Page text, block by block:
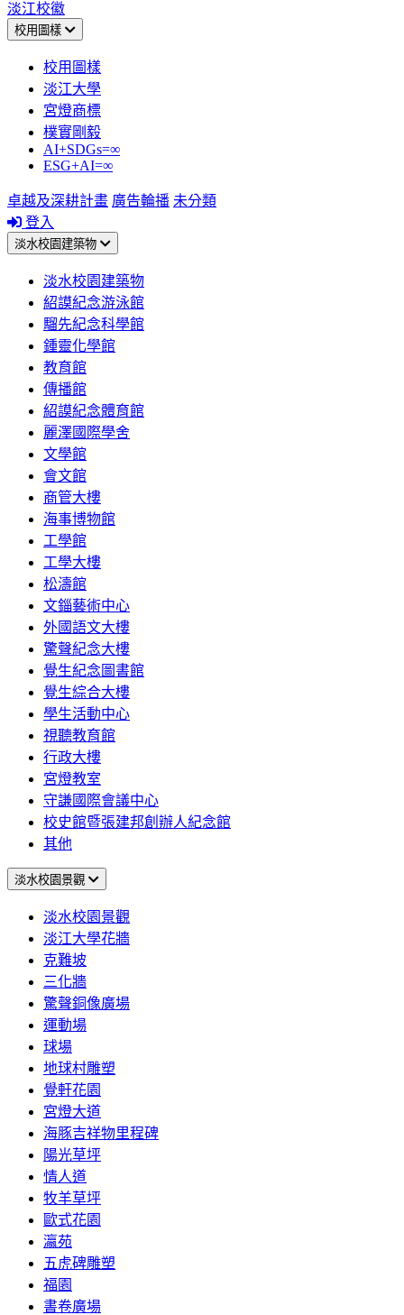
淡江校徽
校用圖樣
校用圖樣
淡江大學
宮燈商標
樸實剛毅
AI+SDGs=∞
ESG+AI=∞
卓越及深耕計畫 廣告輪播 未分類
登入
淡水校園建築物
淡水校園建築物
紹謨紀念游泳館
騮先紀念科學館
鍾靈化學館
教育館
傳播館
紹謨紀念體育館
麗澤國際學舍
文學館
會文館
商管大樓
海事博物館
工學館
工學大樓
松濤館
文錙藝術中心
外國語文大樓
驚聲紀念大樓
覺生紀念圖書館
覺生綜合大樓
學生活動中心
視聽教育館
行政大樓
宮燈教室
守謙國際會議中心
校史館暨張建邦創辦人紀念館
其他
淡水校園景觀
淡水校園景觀
淡江大學花牆
克難坡
三化牆
驚聲銅像廣場
運動場
球場
地球村雕塑
覺軒花園
宮燈大道
海豚吉祥物里程碑
陽光草坪
情人道
牧羊草坪
歐式花園
瀛苑
五虎碑雕塑
福園
書卷廣場